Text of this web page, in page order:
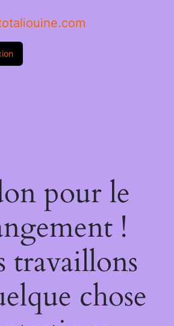
pour le
!
travaillons
chose